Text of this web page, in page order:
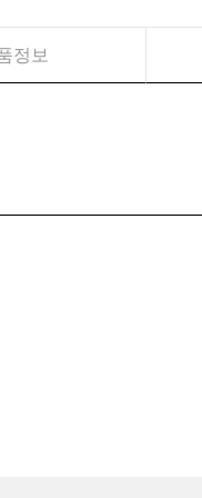
정보